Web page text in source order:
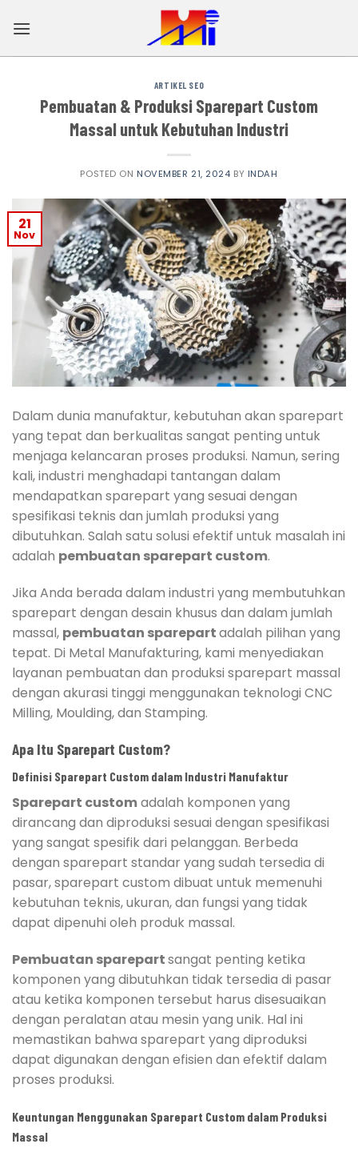
ARTIKEL SEO
Pembuatan & Produksi Sparepart Custom
Massal untuk Kebutuhan Industri
POSTED ON NOVEMBER 21, 2024 BY INDAH
21
Nov
Dalam dunia manufaktur, kebutuhan akan sparepart
yang tepat dan berkualitas sangat penting untuk
menjaga kelancaran proses produksi. Namun, sering
kali, industri menghadapi tantangan dalam
mendapatkan sparepart yang sesuai dengan
spesifikasi teknis dan jumlah produksi yang
dibutuhkan. Salah satu solusi efektif untuk masalah ini
adalah pembuatan sparepart custom.
Jika Anda berada dalam industri yang membutuhkan
sparepart dengan desain khusus dan dalam jumlah
massal, pembuatan sparepartadalah pilihan yang
tepat. Di Metal Manufakturing, kami menyediakan
layanan pembuatan dan produksi sparepart massal
dengan akurasi tinggi menggunakan teknologi CNC
Milling, Moulding, dan Stamping.
Apa Itu Sparepart Custom?
Definisi Sparepart Custom dalam Industri Manufaktur
Sparepart customadalah komponen yang
dirancang dan diproduksi sesuai dengan spesifikasi
yang sangat spesifik dari pelanggan. Berbeda
dengan sparepart standar yang sudah tersedia di
pasar, sparepart custom dibuat untuk memenuhi
kebutuhan teknis, ukuran, dan fungsi yang tidak
dapat dipenuhi oleh produk massal.
Pembuatan sparepartsangat penting ketika
komponen yang dibutuhkan tidak tersedia di pasar
atau ketika komponen tersebut harus disesuaikan
dengan peralatan atau mesin yang unik. Hal ini
memastikan bahwa sparepart yang diproduksi
dapat digunakan dengan efisien dan efektif dalam
proses produksi.
Keuntungan Menggunakan Sparepart Custom dalam Produksi
Massal